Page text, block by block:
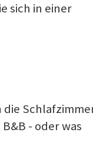
sich in einer
die
- oder was